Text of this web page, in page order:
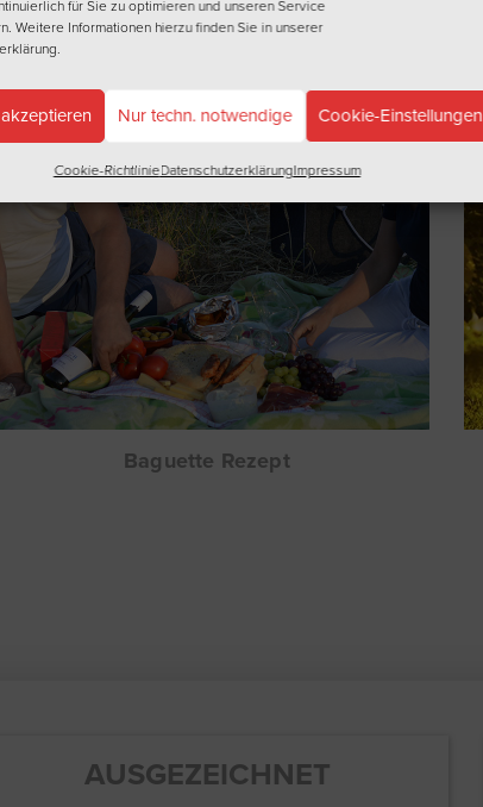
für Sie zu optimieren und unseren Service
Weitere Informationen hierzu finden Sie in unserer
.
Nur techn. notwendige Cookie-Einstellungen
Cookie-RichtlinieDatenschutzerklärungImpressum
Baguette Rezept
AUSGEZEICHNET